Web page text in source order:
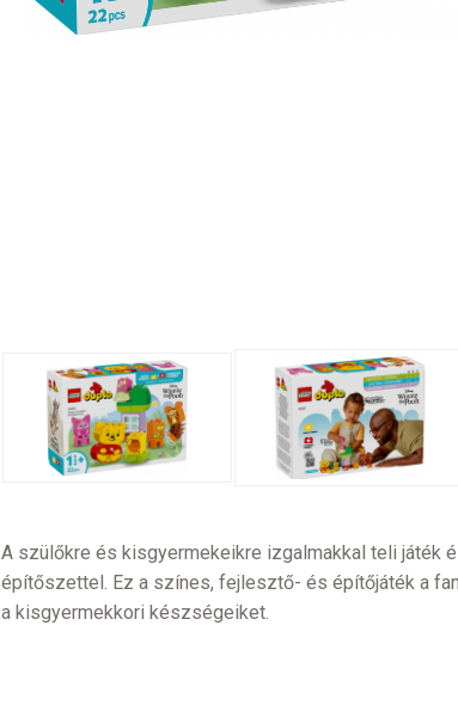
A szülőkre és kisgyermekeikre izgalmakkal teli játék
építőszettel. Ez a színes, fejlesztő- és építőjáték a
a kisgyermekkori készségeiket.